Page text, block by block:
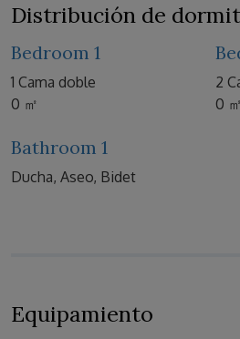
Distribución de
Bedroom 1
1 Cama doble
0 ㎡
2
0 ㎡
Bathroom 1
Ducha, Aseo, Bidet
Equipamiento